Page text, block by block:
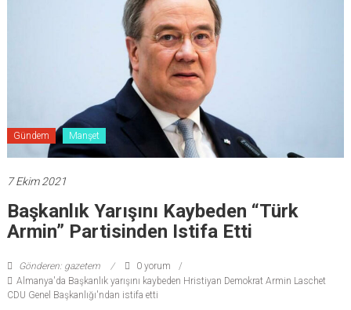
Gündem Manşet
7 Ekim 2021
Başkanlık Yarışını Kaybeden “Türk
Armin” Partisinden Istifa Etti
Gönderen: gazetem
0 yorum
Almanya'da Başkanlık yarışını kaybeden Hristiyan Demokrat Armin Laschet
CDU Genel Başkanlığı'ndan istifa etti